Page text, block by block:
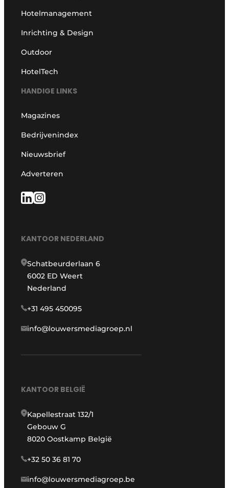
Hotelmanagement
Inrichting & Design
Outdoor
HotelTech
HANDIGE LINKS
Magazines
Bedrijvenindex
Nieuwsbrief
Adverteren
KANTOOR NEDERLAND
Schatbeurderlaan 6
6002 ED Weert
Nederland
+31 495 450095
info@louwersmediagroep.nl
KANTOOR BELGIË
Kapellestraat 132/1
Gebouw G
8020 Oostkamp België
+32 50 36 81 70
info@louwersmediagroep.be